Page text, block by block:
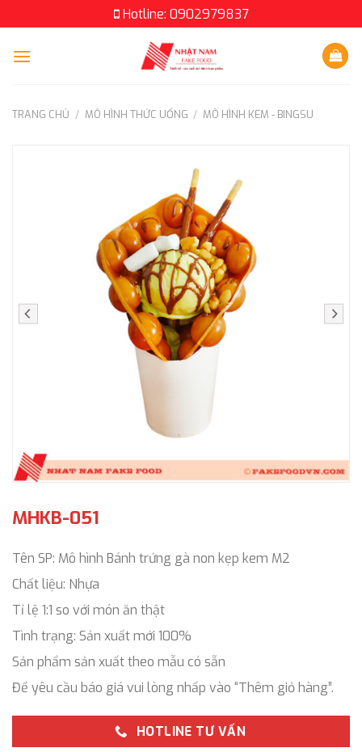
to
content
Hotline: 0902979837
TRANG CHỦ / MÔ HÌNH THỨC UỐNG / MÔ HÌNH KEM - BINGSU
MHKB-051
Tên SP: Mô hình Bánh trứng gà non kẹp kem M2
Chất liệu: Nhựa
Tỉ lệ 1:1 so với món ăn thật
Tình trạng: Sản xuất mới 100%
Sản phẩm sản xuất theo mẫu có sẵn
Để yêu cầu báo giá vui lòng nhấp vào “Thêm giỏ hàng”.
HOTLINE TƯ VẤN